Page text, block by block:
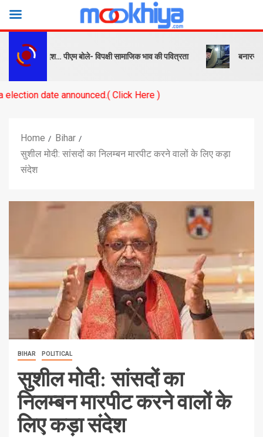
और संदेश… पीएम बोले- विपक्षी सामाजिक भाव की पवित्रता बनारस स्टेशन
announced.( Click Here )
Home
Bihar
सुशील मोदी: सांसदों का निलम्बन मारपीट करने वालों के लिए कड़ा
संदेश
BIHAR POLITICAL
सुशील मोदी: सांसदों का
निलम्बन मारपीट करने वालों के
लिए कड़ा संदेश